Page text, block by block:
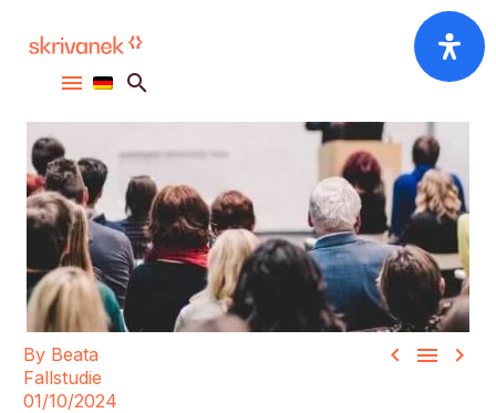
  
By Beata
Fallstudie
01/10/2024